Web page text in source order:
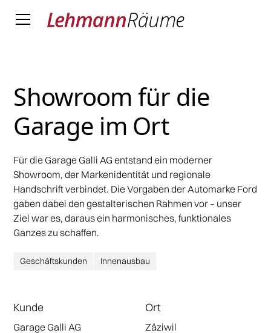
Showroom für die
Garage im Ort
Für die Garage Galli AG entstand ein moderner
Showroom, der Markenidentität und regionale
Handschrift verbindet. Die Vorgaben der Automarke Ford
gaben dabei den gestalterischen Rahmen vor – unser
Ziel war es, daraus ein harmonisches, funktionales
Ganzes zu schaffen.
Geschäftskunden Innenausbau
Kunde
Garage Galli AG
Ort
Zäziwil